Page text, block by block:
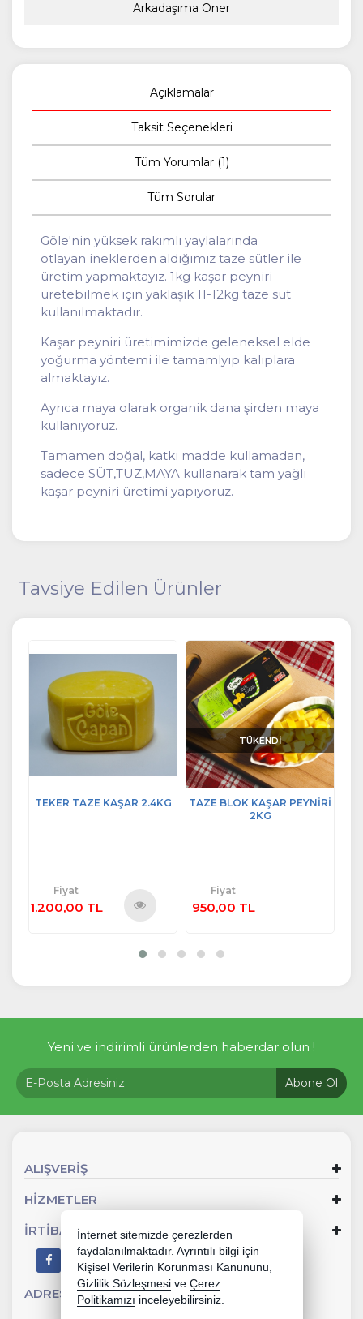
Arkadaşıma Öner
Açıklamalar
Taksit Seçenekleri
Tüm Yorumlar (1)
Tüm Sorular
Göle'nin yüksek rakımlı yaylalarında
otlayan ineklerden aldığımız taze sütler ile
üretim yapmaktayız. 1kg kaşar peyniri
üretebilmek için yaklaşık 11-12kg taze süt
kullanılmaktadır.
Kaşar peyniri üretimimizde geleneksel elde
yoğurma yöntemi ile tamamlyıp kalıplara
almaktayız.
Ayrıca maya olarak organik dana şirden maya
kullanıyoruz.
Tamamen doğal, katkı madde kullamadan,
sadece SÜT,TUZ,MAYA kullanarak tam yağlı
kaşar peyniri üretimi yapıyoruz.
Tavsiye Edilen Ürünler
TEKER TAZE KAŞAR 2.4KG
Fiyat
1.200,00 TL
İncele
TÜKENDİ
TAZE BLOK KAŞAR PEYNİRİ
2KG
Fiyat
950,00 TL
Yeni ve indirimli ürünlerden haberdar olun !
Abone Ol
ALIŞVERİŞ
HİZMETLER
İRTİBAT
ADRES Oltu Cad. No:8/A Göle ARDAHAN
İnternet sitemizde çerezlerden
faydalanılmaktadır. Ayrıntılı bilgi için
Kişisel Verilerin Korunması Kanununu,
Gizlilik Sözleşmesi ve Çerez
Politikamızı inceleyebilirsiniz.